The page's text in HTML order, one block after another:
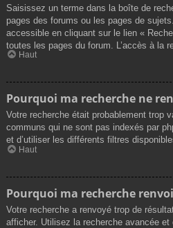
Saisissez un terme dans la boîte de
pages des forums ou les pages de
accessible en cliquant sur le lien «
toutes les pages du forum. L’accès à la
Haut
Pourquoi ma recherche ne
Votre recherche était probablement trop
communs qui ne sont pas indexés par
et d’utiliser les différents filtres
Haut
Pourquoi ma recherche
Votre recherche a renvoyé trop de
afficher. Utilisez la recherche avancée et